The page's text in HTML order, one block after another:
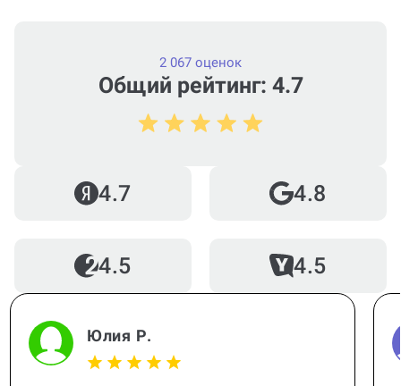
Как работает гарантия?
Когда и как нужно оплачивать
заказ?
Общий рейтинг: 4.7
2 067 оценок
4.7 4.8
4.5 4.5
Юлия Р.